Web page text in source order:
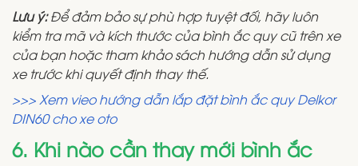
Lưu ý:Để đảm bảo sự phù hợp tuyệt đối, hãy luôn
kiểm tra mã và kích thước của bình ắc quy cũ trên xe
của bạn hoặc tham khảo sách hướng dẫn sử dụng
xe trước khi quyết định thay thế.
>>> Xem vieo hướng dẫn lắp đặt bình ắc quy Delkor
DIN60 cho xe oto
6. Khi nào cần thay mới bình ắc